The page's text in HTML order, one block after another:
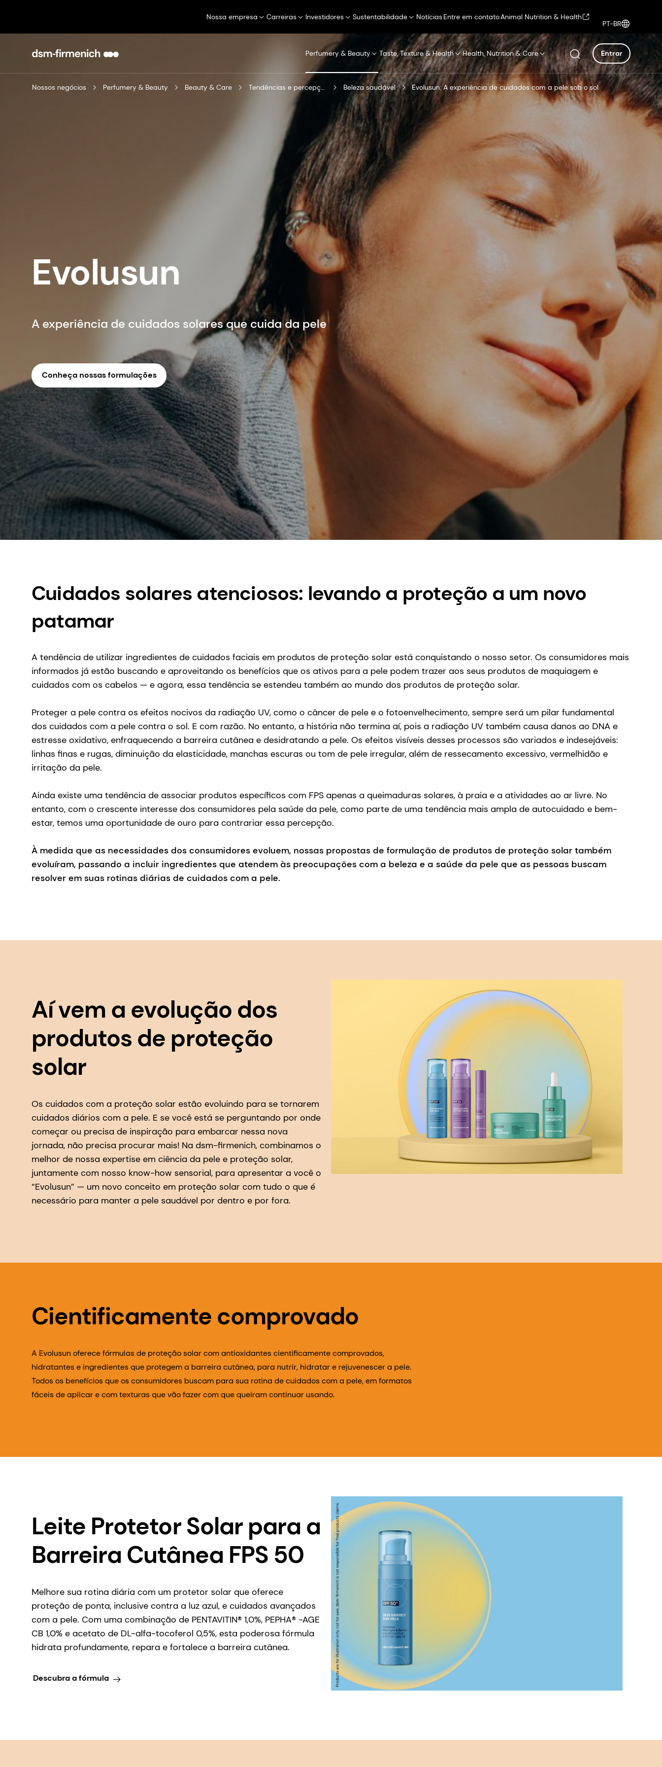
Nossa empresa Carreiras Investidores Sustentabilidade NotíciasEntre em contatoAnimal Nutrition & Health
PT-BR
Perfumery & Beauty Taste, Texture & Health Health, Nutrition & Care Entrar
Nossos negócios Perfumery & Beauty Beauty & Care Tendências e percepções Beleza saudável Evolusun: A experiência de cuidados com a pele sob o sol
Evolusun
A experiência de cuidados solares que cuida da pele
Conheça nossas formulações
Cuidados solares atenciosos: levando a proteção a um novo
patamar
A tendência de utilizar ingredientes de cuidados faciais em produtos de proteção solar está conquistando o nosso setor. Os consumidores mais
informados já estão buscando e aproveitando os benefícios que os ativos para a pele podem trazer aos seus produtos de maquiagem e
cuidados com os cabelos — e agora, essa tendência se estendeu também ao mundo dos produtos de proteção solar.
Proteger a pele contra os efeitos nocivos da radiação UV, como o câncer de pele e o fotoenvelhecimento, sempre será um pilar fundamental
dos cuidados com a pele contra o sol. E com razão. No entanto, a história não termina aí, pois a radiação UV também causa danos ao DNA e
estresse oxidativo, enfraquecendo a barreira cutânea e desidratando a pele. Os efeitos visíveis desses processos são variados e indesejáveis:
linhas finas e rugas, diminuição da elasticidade, manchas escuras ou tom de pele irregular, além de ressecamento excessivo, vermelhidão e
irritação da pele.
Ainda existe uma tendência de associar produtos específicos com FPS apenas a queimaduras solares, à praia e a atividades ao ar livre. No
entanto, com o crescente interesse dos consumidores pela saúde da pele, como parte de uma tendência mais ampla de autocuidado e bem-
estar, temos uma oportunidade de ouro para contrariar essa percepção.
À medida que as necessidades dos consumidores evoluem, nossas propostas de formulação de produtos de proteção solar também
evoluíram, passando a incluir ingredientes que atendem às preocupações com a beleza e a saúde da pele que as pessoas buscam
resolver em suas rotinas diárias de cuidados com a pele.
Aí vem a evolução dos
produtos de proteção
solar
Os cuidados com a proteção solar estão evoluindo para se tornarem
cuidados diários com a pele. E se você está se perguntando por onde
começar ou precisa de inspiração para embarcar nessa nova
jornada, não precisa procurar mais! Na dsm-firmenich, combinamos o
melhor de nossa expertise em ciência da pele e proteção solar,
juntamente com nosso know-how sensorial, para apresentar a você o
“Evolusun” — um novo conceito em proteção solar com tudo o que é
necessário para manter a pele saudável por dentro e por fora.
Cientificamente comprovado
A Evolusun oferece fórmulas de proteção solar com antioxidantes cientificamente comprovados,
hidratantes e ingredientes que protegem a barreira cutânea, para nutrir, hidratar e rejuvenescer a pele.
Todos os benefícios que os consumidores buscam para sua rotina de cuidados com a pele, em formatos
fáceis de aplicar e com texturas que vão fazer com que queiram continuar usando.
Leite Protetor Solar para a
Barreira Cutânea FPS 50
Melhore sua rotina diária com um protetor solar que oferece
proteção de ponta, inclusive contra a luz azul, e cuidados avançados
com a pele. Com uma combinação de PENTAVITIN® 1,0%, PEPHA® -AGE
CB 1,0% e acetato de DL-alfa-tocoferol 0,5%, esta poderosa fórmula
hidrata profundamente, repara e fortalece a barreira cutânea.
Descubra a fórmula